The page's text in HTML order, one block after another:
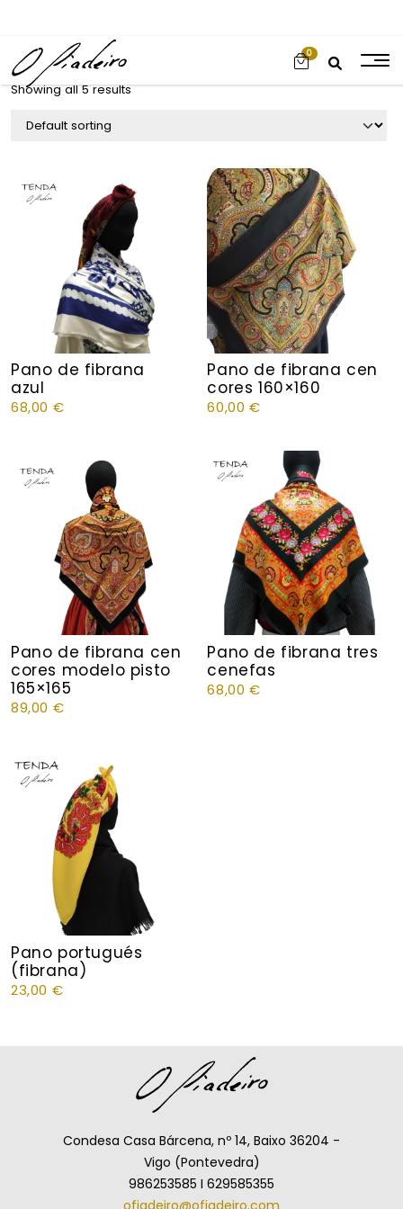
0
Showing all 5 results
Pano de fibrana
azul
68,00 €
Pano de fibrana cen
cores 160×160
60,00 €
Pano de fibrana cen
cores modelo pisto
165×165
89,00 €
Pano de fibrana tres
cenefas
68,00 €
Pano portugués
(fibrana)
23,00 €
Condesa Casa Bárcena, nº 14, Baixo 36204 -
Vigo (Pontevedra)
986253585 I 629585355
ofiadeiro@ofiadeiro.com